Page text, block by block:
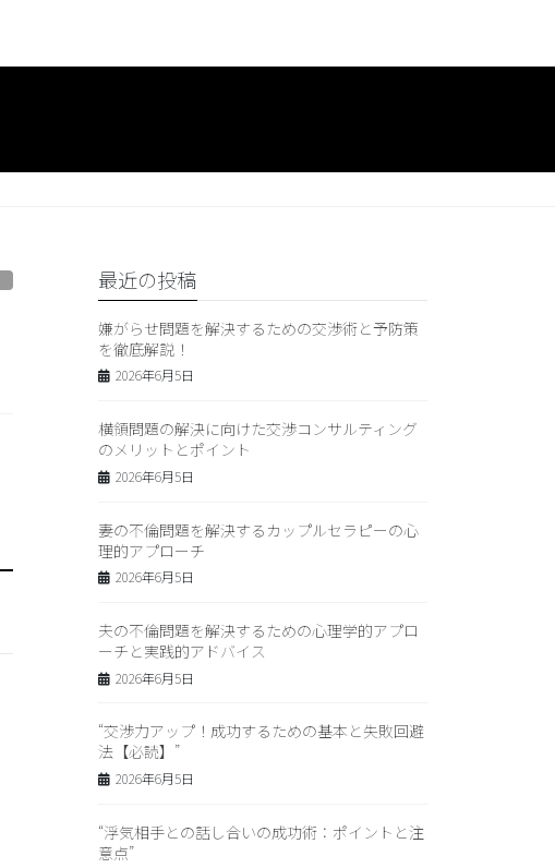
最近の投稿
嫌がらせ問題を解決するための交渉術と予防策
を徹底解説！
2026年6月5日
横領問題の解決に向けた交渉コンサルティング
のメリットとポイント
2026年6月5日
妻の不倫問題を解決するカップルセラピーの心
理的アプローチ
2026年6月5日
夫の不倫問題を解決するための心理学的アプロ
ーチと実践的アドバイス
2026年6月5日
“交渉力アップ！成功するための基本と失敗回避
法【必読】”
2026年6月5日
“浮気相手との話し合いの成功術：ポイントと注
意点”